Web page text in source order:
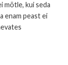
mõtle, kui seda
enam peast ei